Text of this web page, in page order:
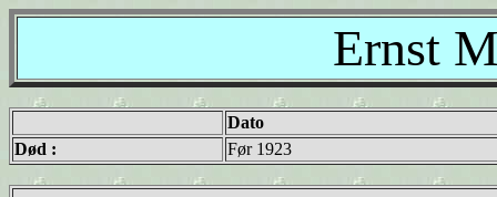
Ernst
Dato
Død :
Før 1923